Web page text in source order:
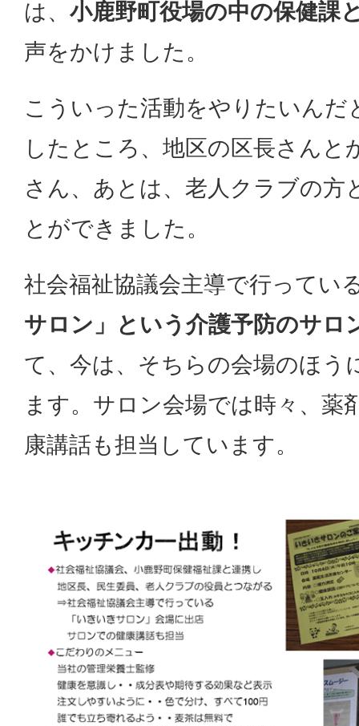
は、 小鹿野町役場の中の保健課
声をかけました。
こういった活動をやりたいんだ
したところ、地区の区長さんと
さん、あとは、老人クラブの方
とができました。
社会福祉協議会主導で行ってい
サロン」という介護予防のサロ
て、今は、そちらの会場のほう
ます。サロン会場では時々、薬
康講話も担当しています。